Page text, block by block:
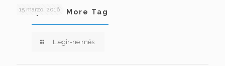
15 marzo, 2016
Template: More Tag
Llegir-ne més